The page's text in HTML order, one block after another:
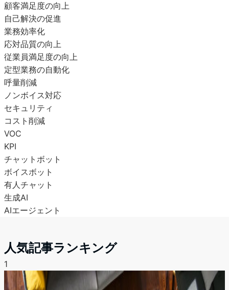
顧客満足度の向上
自己解決の促進
業務効率化
応対品質の向上
従業員満足度の向上
定型業務の自動化
呼量削減
ノンボイス対応
セキュリティ
コスト削減
VOC
KPI
チャットボット
ボイスボット
有人チャット
生成AI
AIエージェント
人気記事ランキング
1